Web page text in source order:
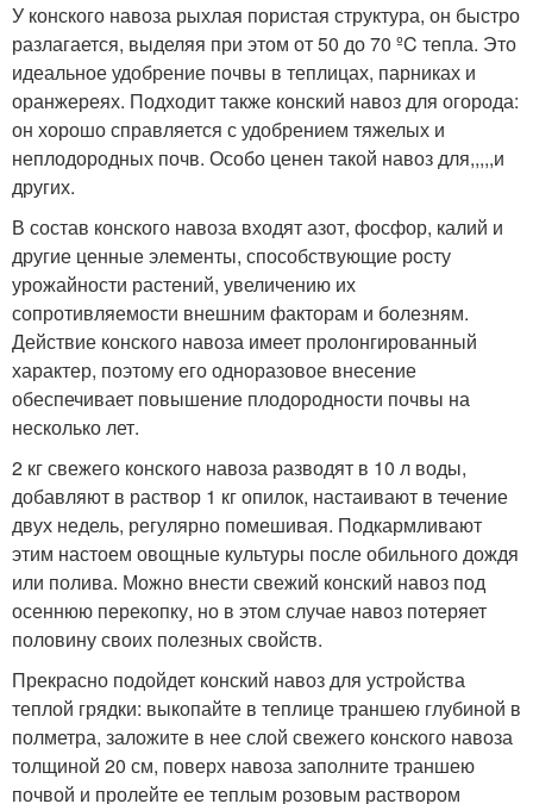
У конского навоза рыхлая пористая структура, он быстро
разлагается, выделяя при этом от 50 до 70 ºC тепла. Это
идеальное удобрение почвы в теплицах, парниках и
оранжереях. Подходит также конский навоз для огорода:
он хорошо справляется с удобрением тяжелых и
неплодородных почв. Особо ценен такой навоз для,,,,,и
других.
В состав конского навоза входят азот, фосфор, калий и
другие ценные элементы, способствующие росту
урожайности растений, увеличению их
сопротивляемости внешним факторам и болезням.
Действие конского навоза имеет пролонгированный
характер, поэтому его одноразовое внесение
обеспечивает повышение плодородности почвы на
несколько лет.
2 кг свежего конского навоза разводят в 10 л воды,
добавляют в раствор 1 кг опилок, настаивают в течение
двух недель, регулярно помешивая. Подкармливают
этим настоем овощные культуры после обильного дождя
или полива. Можно внести свежий конский навоз под
осеннюю перекопку, но в этом случае навоз потеряет
половину своих полезных свойств.
Прекрасно подойдет конский навоз для устройства
теплой грядки: выкопайте в теплице траншею глубиной в
полметра, заложите в нее слой свежего конского навоза
толщиной 20 см, поверх навоза заполните траншею
почвой и пролейте ее теплым розовым раствором